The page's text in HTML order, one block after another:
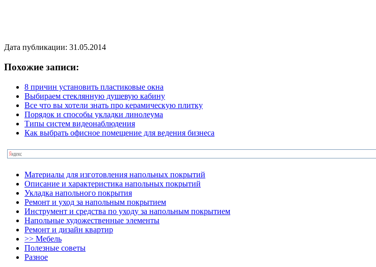
Дата публикации: 31.05.2014
Похожие записи:
8 причин установить пластиковые окна
Выбираем стеклянную душевую кабину
Все что вы хотели знать про керамическую плитку
Порядок и способы укладки линолеума
Типы систем видеонаблюдения
Как выбрать офисное помещение для ведения бизнеса
Материалы для изготовления напольных покрытий
Описание и характеристика напольных покрытий
Укладка напольного покрытия
Ремонт и уход за напольным покрытием
Инструмент и средства по уходу за напольным покрытием
Напольные художественные элементы
Ремонт и дизайн квартир
>> Мебель
Полезные советы
Разное